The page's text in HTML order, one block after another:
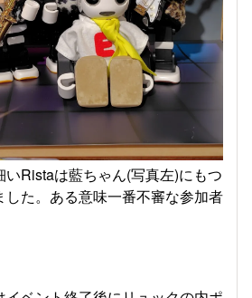
Ristaは藍ちゃん(写真左)にもつ
した。ある意味一番不審な参加者